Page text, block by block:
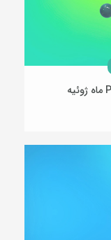
سونامی آسیب‌پذیری‌ها؛ Patch Tuesday ماه ژوئیه
30 تیر 1405